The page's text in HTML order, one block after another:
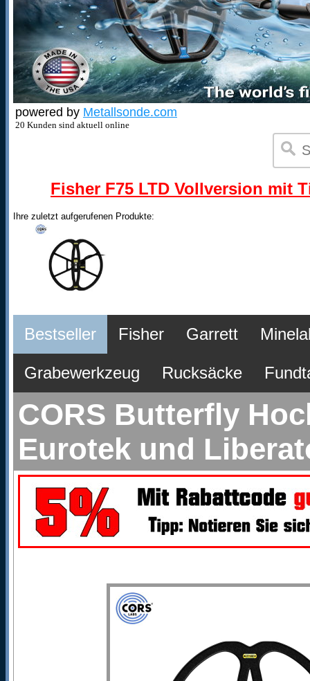
powered by Metallsonde.com
20 Kunden sind aktuell online
Fisher F75 LTD Vollversion mit
Ihre zuletzt aufgerufenen Produkte:
Bestseller Fisher Garrett
Grabewerkzeug Rucksäcke
CORS Butterfly
Eurotek und